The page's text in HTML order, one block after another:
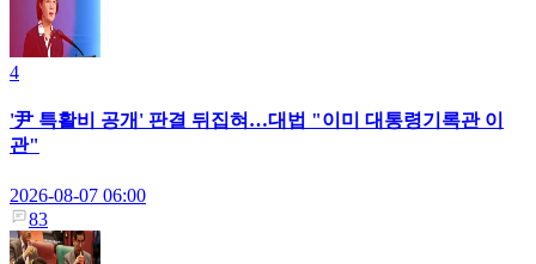
4
'尹 특활비 공개' 판결 뒤집혀…대법 "이미 대통령기록관 이
관"
2026-08-07 06:00
83